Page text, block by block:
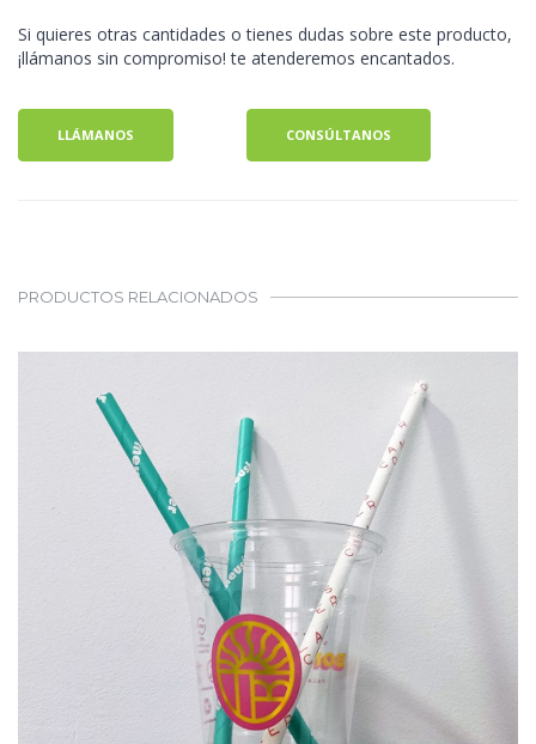
Si quieres otras cantidades o tienes dudas sobre este producto,
¡llámanos sin compromiso! te atenderemos encantados.
LLÁMANOS CONSÚLTANOS
PRODUCTOS RELACIONADOS